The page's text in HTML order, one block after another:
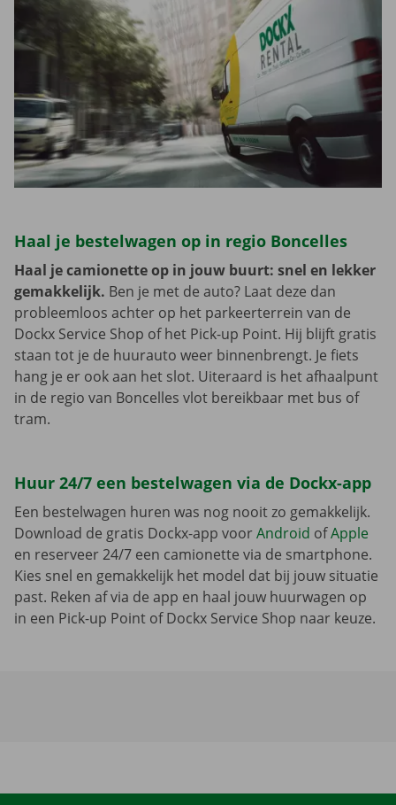
Haal je bestelwagen op in regio Boncelles
Haal je camionette op in jouw buurt: snel en lekker
gemakkelijk. Ben je met de auto? Laat deze dan
probleemloos achter op het parkeerterrein van de
Dockx Service Shop of het Pick-up Point. Hij blijft gratis
staan tot je de huurauto weer binnenbrengt. Je fiets
hang je er ook aan het slot. Uiteraard is het afhaalpunt
in de regio van Boncelles vlot bereikbaar met bus of
tram.
Huur 24/7 een bestelwagen via de Dockx-app
Een bestelwagen huren was nog nooit zo gemakkelijk.
Download de gratis Dockx-app voorAndroid ofApple
en reserveer 24/7 een camionette via de smartphone.
Kies snel en gemakkelijk het model dat bij jouw situatie
past. Reken af via de app en haal jouw huurwagen op
in een Pick-up Point of Dockx Service Shop naar keuze.